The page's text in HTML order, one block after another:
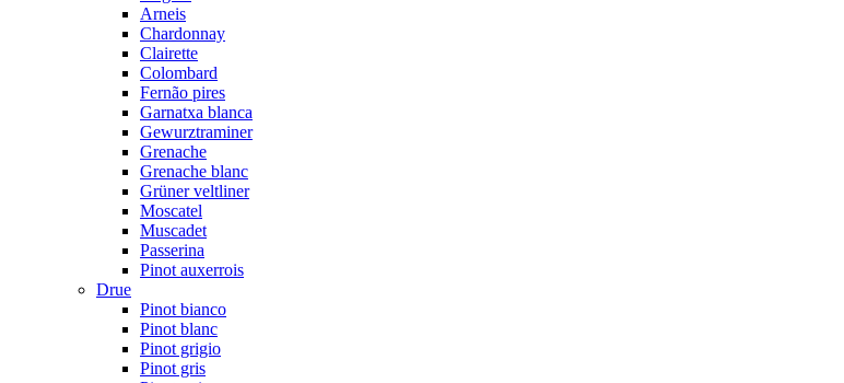
Arneis
Chardonnay
Clairette
Colombard
Fernão pires
Garnatxa blanca
Gewurztraminer
Grenache
Grenache blanc
Grüner veltliner
Moscatel
Muscadet
Passerina
Pinot auxerrois
Drue
Pinot bianco
Pinot blanc
Pinot grigio
Pinot gris